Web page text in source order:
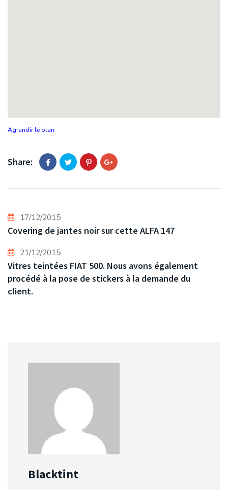
Agrandir le plan
Share:
17/12/2015
Covering de jantes noir sur cette ALFA 147
21/12/2015
Vitres teintées FIAT 500. Nous avons également
procédé à la pose de stickers à la demande du
client.
Blacktint